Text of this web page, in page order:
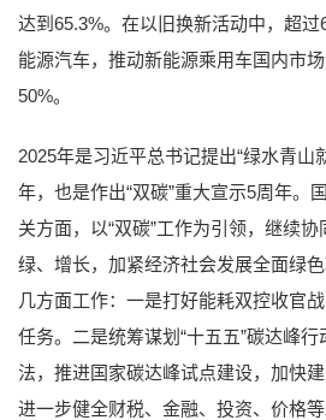
达到65.3%。在以旧换新活动中，超
能源汽车，推动新能源乘用车国内市
50%。
2025年是习近平总书记提出“绿水青山
年，也是作出“双碳”重大宣示5周年。
关方面，以“双碳”工作为引领，继续
绿、增长，加紧经济社会发展全面绿
几方面工作：一是打好能耗双控收官
任务。二是统筹谋划“十五五”碳达峰
法，推进国家碳达峰试点建设，加快
进一步健全财税、金融、投资、价格